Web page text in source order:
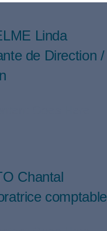
Linda
de Direction /
Chantal
comptable